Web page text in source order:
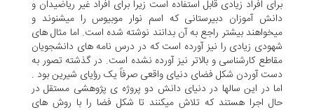
براى افراد زیادى قابل استفاده است زیرا براى افراد غیر ریاضیدان و
دانش آموزان دبیرستانى که اسم نوار موبیوس را میشنوند و
میخواهند بیشتر راجع به آن بدانند نوشته شده است. اما مثال هاى
شهودى زیادى را نیز آورده است که در درس نامه هاى دانشجویان
مقاطع کارشناسى و بالاتر نیز آورده نشده است. در گذشته تصور به
دست آوردن شکل فضاى دنیاى واقعى صرفاً یک رؤیاى شیرین بود .
اما در این سالها در دنیای دانش دو پروژه ى پژوهشى مستقل در
حال اجرا هستند که تلاش میکنند تا شکل فضا را با روش هاى